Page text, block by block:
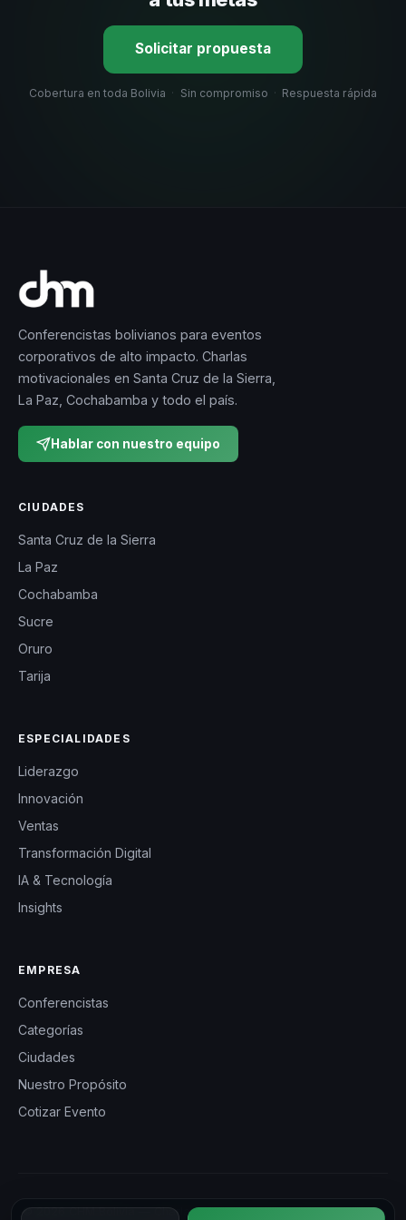
Solicitar propuesta
Cobertura en toda Bolivia · Sin compromiso · Respuesta rápida
Conferencistas bolivianos para eventos
corporativos de alto impacto. Charlas
motivacionales en Santa Cruz de la Sierra,
La Paz, Cochabamba y todo el país.
Hablar con nuestro equipo
CIUDADES
Santa Cruz de la Sierra
La Paz
Cochabamba
Sucre
Oruro
Tarija
ESPECIALIDADES
Liderazgo
Innovación
Ventas
Transformación Digital
IA & Tecnología
Insights
EMPRESA
Conferencistas
Categorías
Ciudades
Nuestro Propósito
Cotizar Evento
© 2026 CHM Bolivia — Charlas Motivacionales en Bolivia. Todos